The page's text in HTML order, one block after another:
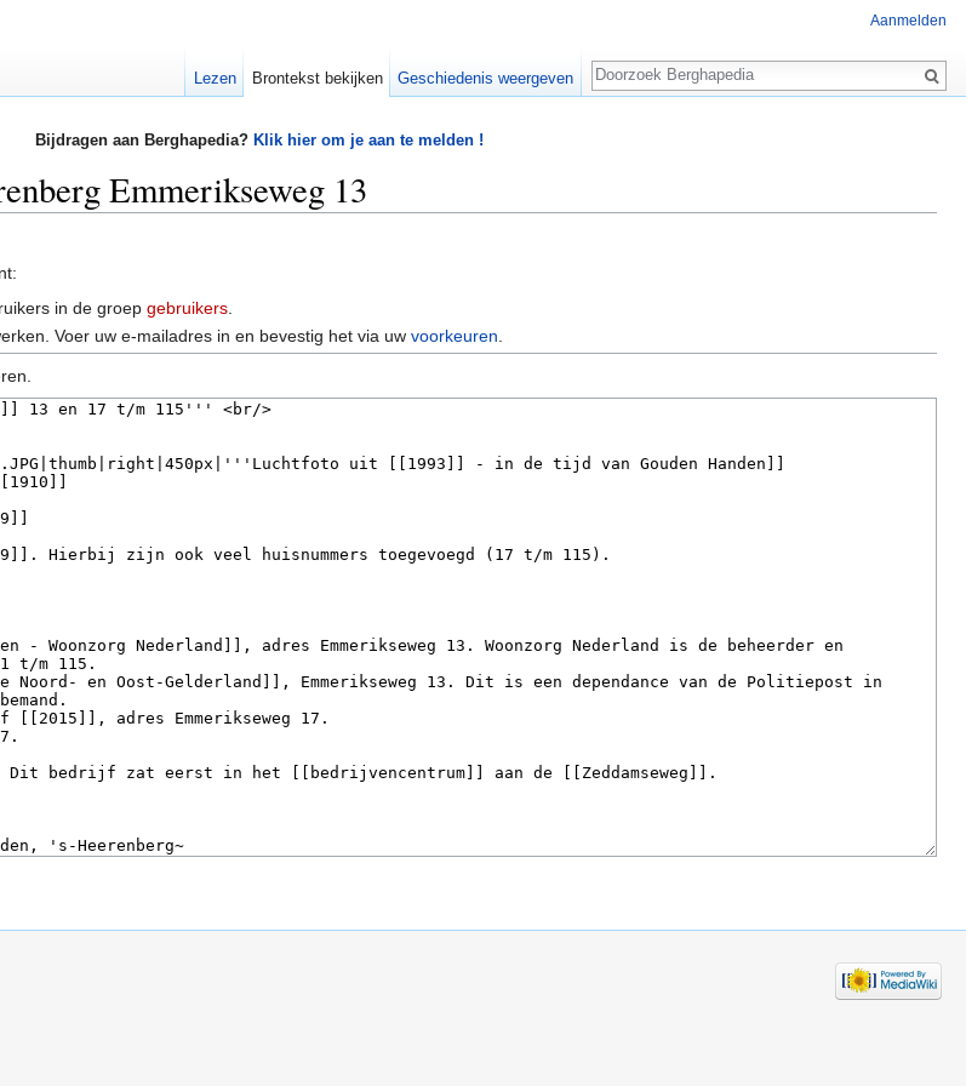
Bijdragen aan Berghapedia? Klik hier om je aan te melden !
Emmerikseweg 13
in de groepgebruikers
Voer uw e-mailadres in en bevestig het via uwvoorkeuren
Aanmelden
Lezen Brontekst bekijken Geschiedenis weergeven
Zoeken